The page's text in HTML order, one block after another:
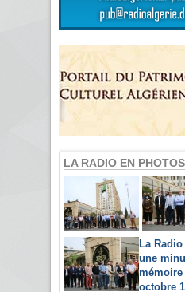
LA RADIO EN PHOTOS
La
une
mémoire
octobre